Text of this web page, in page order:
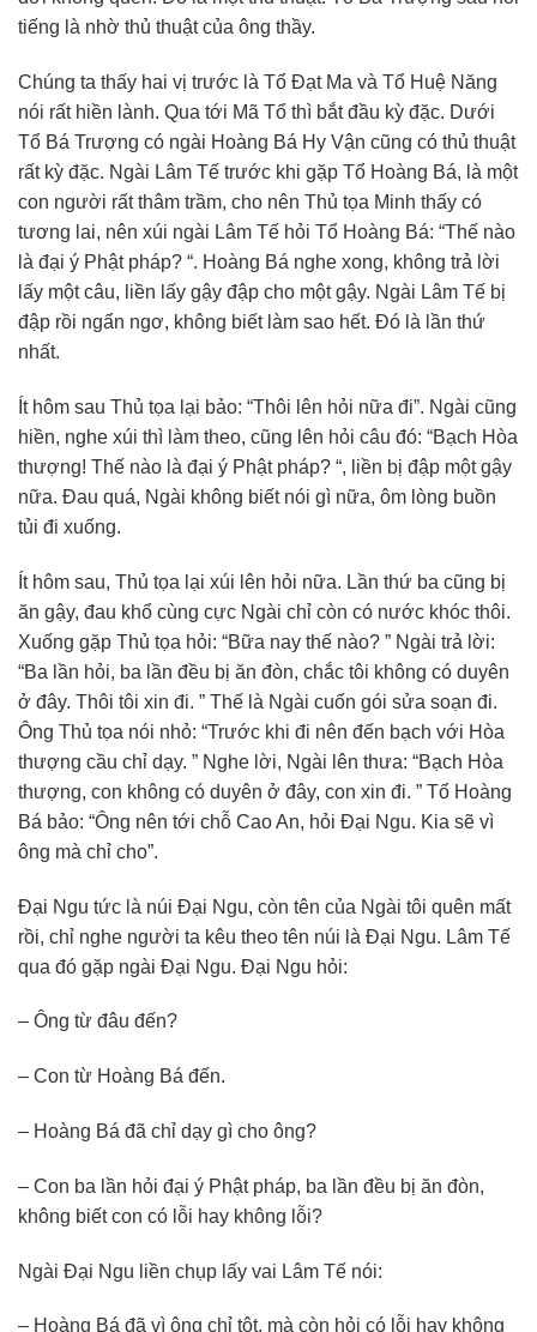
tiếng là nhờ thủ thuật của ông thầy.
Chúng ta thấy hai vị trước là Tổ Đạt Ma và Tổ Huệ Năng
nói rất hiền lành. Qua tới Mã Tổ thì bắt đầu kỳ đặc. Dưới
Tổ Bá Trượng có ngài Hoàng Bá Hy Vận cũng có thủ thuật
rất kỳ đặc. Ngài Lâm Tế trước khi gặp Tổ Hoàng Bá, là một
con người rất thâm trầm, cho nên Thủ tọa Minh thấy có
tương lai, nên xúi ngài Lâm Tế hỏi Tổ Hoàng Bá: “Thế nào
là đại ý Phật pháp? “. Hoàng Bá nghe xong, không trả lời
lấy một câu, liền lấy gậy đập cho một gậy. Ngài Lâm Tế bị
đập rồi ngẩn ngơ, không biết làm sao hết. Đó là lần thứ
nhất.
Ít hôm sau Thủ tọa lại bảo: “Thôi lên hỏi nữa đi”. Ngài cũng
hiền, nghe xúi thì làm theo, cũng lên hỏi câu đó: “Bạch Hòa
thượng! Thế nào là đại ý Phật pháp? “, liền bị đập một gậy
nữa. Đau quá, Ngài không biết nói gì nữa, ôm lòng buồn
tủi đi xuống.
Ít hôm sau, Thủ tọa lại xúi lên hỏi nữa. Lần thứ ba cũng bị
ăn gậy, đau khổ cùng cực Ngài chỉ còn có nước khóc thôi.
Xuống gặp Thủ tọa hỏi: “Bữa nay thế nào? ” Ngài trả lời:
“Ba lần hỏi, ba lần đều bị ăn đòn, chắc tôi không có duyên
ở đây. Thôi tôi xin đi. ” Thế là Ngài cuốn gói sửa soạn đi.
Ông Thủ tọa nói nhỏ: “Trước khi đi nên đến bạch với Hòa
thượng cầu chỉ dạy. ” Nghe lời, Ngài lên thưa: “Bạch Hòa
thượng, con không có duyên ở đây, con xin đi. ” Tổ Hoàng
Bá bảo: “Ông nên tới chỗ Cao An, hỏi Đại Ngu. Kia sẽ vì
ông mà chỉ cho”.
Đại Ngu tức là núi Đại Ngu, còn tên của Ngài tôi quên mất
rồi, chỉ nghe người ta kêu theo tên núi là Đại Ngu. Lâm Tế
qua đó gặp ngài Đại Ngu. Đại Ngu hỏi:
– Ông từ đâu đến?
– Con từ Hoàng Bá đến.
– Hoàng Bá đã chỉ dạy gì cho ông?
– Con ba lần hỏi đại ý Phật pháp, ba lần đều bị ăn đòn,
không biết con có lỗi hay không lỗi?
Ngài Đại Ngu liền chụp lấy vai Lâm Tế nói:
– Hoàng Bá đã vì ông chỉ tột, mà còn hỏi có lỗi hay không